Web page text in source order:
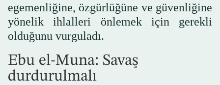
egemenliğine, özgürlüğüne ve güvenliğine
yönelik ihlalleri önlemek için gerekli
olduğunu vurguladı.
Ebu el-Muna: Savaş
durdurulmalı